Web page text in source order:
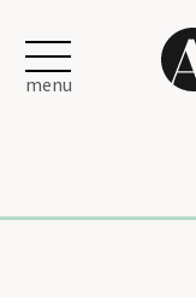
menu